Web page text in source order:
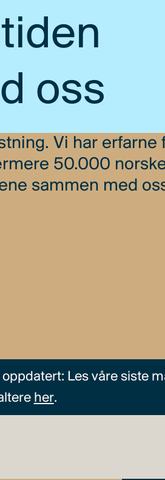
oss
Vi har erfarne
50.000
sammen med
Les våre siste
her.